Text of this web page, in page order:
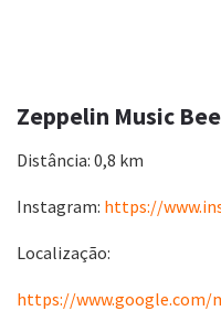
Zeppelin Music
Distância: 0,8 km
Instagram: https://
Localização:
https://www.google.com/